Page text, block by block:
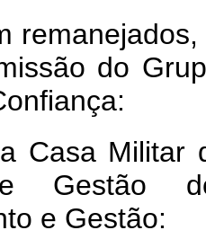
do
Casa Militar
Gestão
e Gestão: